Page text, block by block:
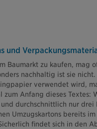
und
Baumarkt zu kaufen, mag
nachhaltig ist sie
verwendet wird,
zum Anfang dieses Textes:
und durchschnittlich nur
Umzugskartons bereits
findet sich in den